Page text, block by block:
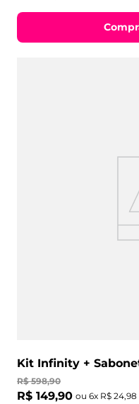
Kit Infinity +
R$ 598,90
R$ 149,90 ou 6x R$ 24,98